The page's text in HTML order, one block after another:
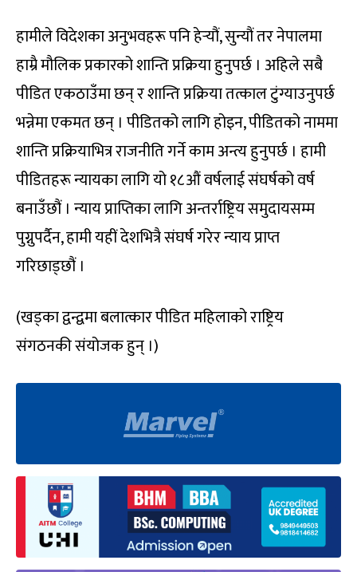
हामीले विदेशका अनुभवहरू पनि हेर्‍यौं, सुन्यौं तर नेपालमा
हाम्रै मौलिक प्रकारको शान्ति प्रक्रिया हुनुपर्छ । अहिले सबै
पीडित एकठाउँमा छन् र शान्ति प्रक्रिया तत्काल टुंग्याउनुपर्छ
भन्नेमा एकमत छन् । पीडितको लागि होइन, पीडितको नाममा
शान्ति प्रक्रियाभित्र राजनीति गर्ने काम अन्त्य हुनुपर्छ । हामी
पीडितहरू न्यायका लागि यो १८औं वर्षलाई संघर्षको वर्ष
बनाउँछौं । न्याय प्राप्तिका लागि अन्तर्राष्ट्रिय समुदायसम्म
पुग्नुपर्दैन, हामी यहीं देशभित्रै संघर्ष गरेर न्याय प्राप्त
गरिछाड्छौं ।
(खड्का द्वन्द्वमा बलात्कार पीडित महिलाको राष्ट्रिय
संगठनकी संयोजक हुन् ।)